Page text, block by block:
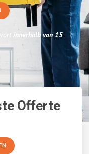
innerhalb von 15
Offerte